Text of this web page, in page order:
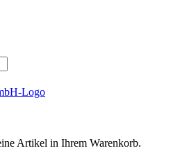
Artikel in Ihrem Warenkorb.